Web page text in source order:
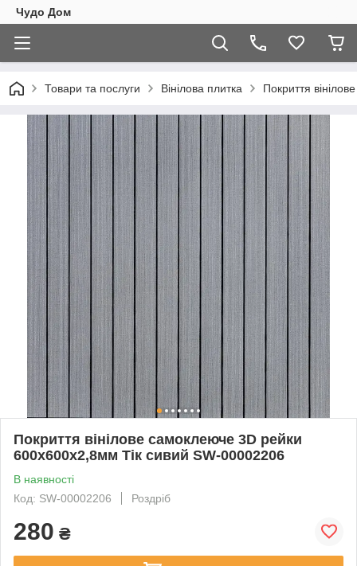
Чудо Дом
Товари та послуги Вінілова плитка Покриття
Покриття вінілове самоклеюче 3D рейки
600х600х2,8мм Тік сивий SW-00002206
В наявності
Код: SW-00002206
Роздріб
280 ₴